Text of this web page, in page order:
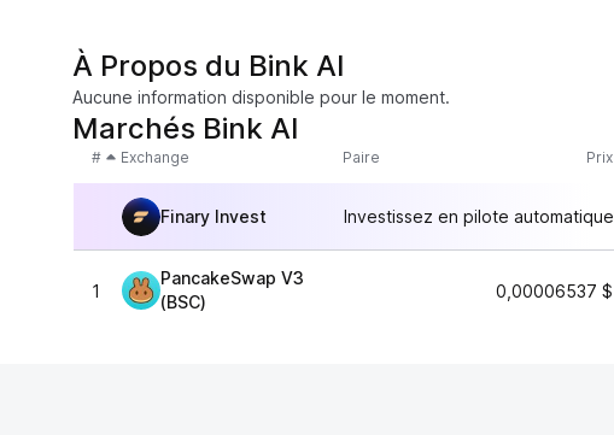
À Propos du Bink AI
Aucune information disponible pour le moment.
Marchés Bink AI
# Exchange Paire Prix
Finary Invest Investissez en pilote automatique
1
PancakeSwap V3
(BSC)
0,00006537 $